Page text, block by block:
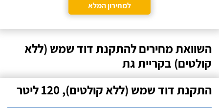
למחירון המלא
השוואת מחירים להתקנת דוד שמש (ללא
קולטים) בקריית גת
התקנת דוד שמש (ללא קולטים), 120 ליטר